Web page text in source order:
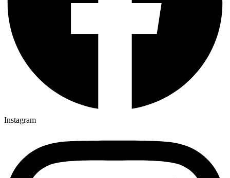
Instagram